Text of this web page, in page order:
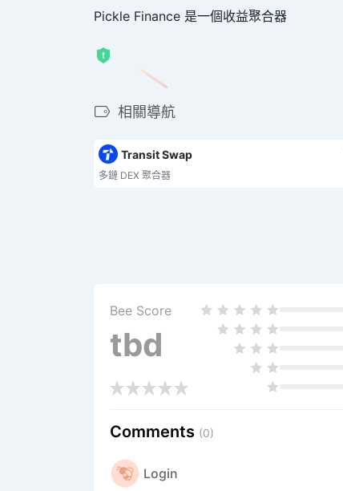
Pickle Finance 是一個收益聚合器
相關導航
Transit Swap
多鏈 DEX 聚合器
Bee Score
tbd
Comments (0)
Login